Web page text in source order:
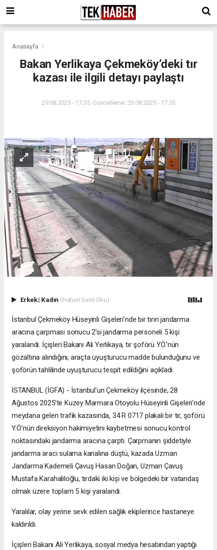
Anasayfa
Bakan Yerlikaya Çekmeköy’deki tır
kazası ile ilgili detayı paylaştı
29.08.2025 - 17:35, Güncelleme: 29.08.2025 - 17:35
Erkek| Kadın (Haberi Sesli Oku)
İstanbul Çekmeköy Hüseyinli Gişeleri’nde bir tırın jandarma
aracına çarpması sonucu 2’si jandarma personeli 5 kişi
yaralandı. İçişleri Bakanı Ali Yerlikaya, tır şoförü Y.Ö.’nün
gözaltına alındığını, araçta uyuşturucu madde bulunduğunu ve
şoförün tahlilinde uyuşturucu tespit edildiğini açıkladı.
İSTANBUL (İGFA) - İstanbul’un Çekmeköy ilçesinde, 28
Ağustos 2025’te Kuzey Marmara Otoyolu Hüseyinli Gişeleri’nde
meydana gelen trafik kazasında, 34 R 0717 plakalı bir tır, şoförü
Y.Ö.’nün direksiyon hakimiyetini kaybetmesi sonucu kontrol
noktasındaki jandarma aracına çarptı. Çarpmanın şiddetiyle
jandarma aracı sulama kanalına düştü, kazada Uzman
Jandarma Kademeli Çavuş Hasan Doğan, Uzman Çavuş
Mustafa Karahaliloğlu, tırdaki iki kişi ve bölgedeki bir vatandaş
olmak üzere toplam 5 kişi yaralandı.
Yaralılar, olay yerine sevk edilen sağlık ekiplerince hastaneye
kaldırıldı.
İçişleri Bakanı Ali Yerlikaya, sosyal medya hesabından yaptığı